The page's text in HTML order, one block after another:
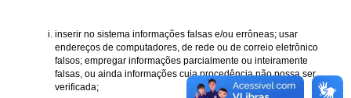
inserir no sistema informações falsas e/ou errôneas; usar
endereços de computadores, de rede ou de correio eletrônico
falsos; empregar informações parcialmente ou inteiramente
falsas, ou ainda informações cuja procedência não possa ser
verificada;